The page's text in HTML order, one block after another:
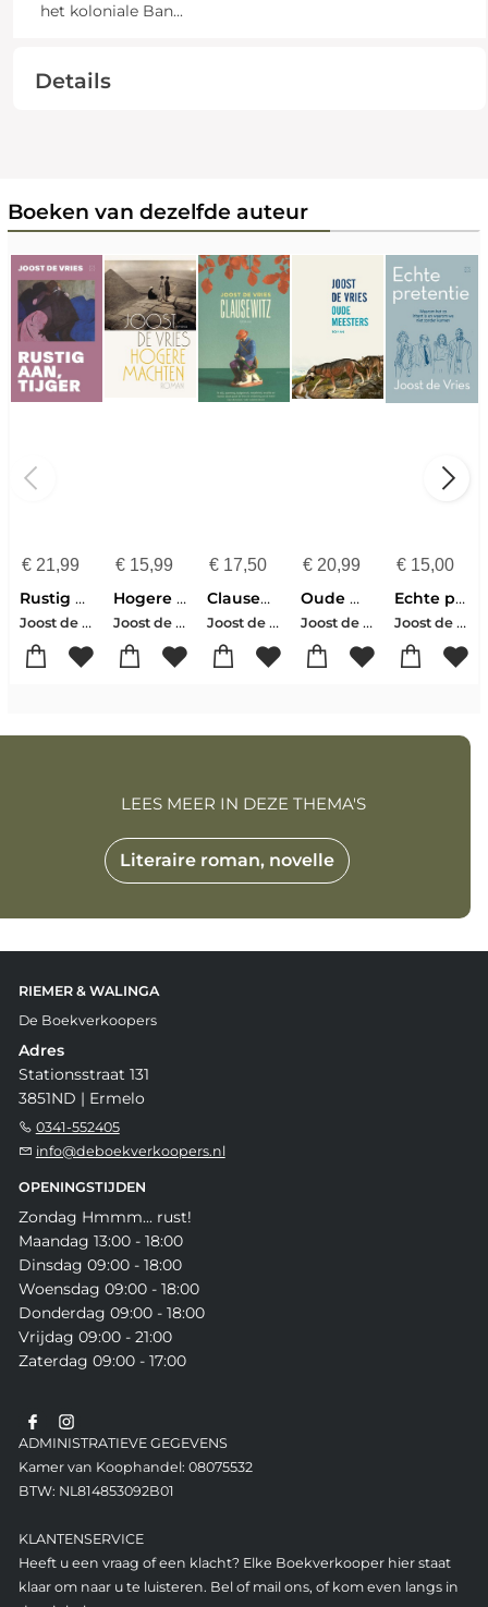
het koloniale Ban...
Details
Boeken van dezelfde auteur
€21,99
Rustig aan, tijger
Joost de Vries
€15,99
Hogere machten
Joost de Vries
€ 17,50
Clausewitz
Joost de Vries
€ 20,99
Oude meesters
Joost de Vries
€ 15,00
Echte pretentie
Joost de Vries
Literaire roman, novelle
LEES MEER IN DEZE THEMA'S
RIEMER & WALINGA
De Boekverkoopers
Adres
Stationsstraat 131
3851ND | Ermelo
0341-552405
info@deboekverkoopers.nl
OPENINGSTIJDEN
Zondag Hmmm... rust!
Maandag 13:00 - 18:00
Dinsdag 09:00 - 18:00
Woensdag 09:00 - 18:00
Donderdag 09:00 - 18:00
Vrijdag 09:00 - 21:00
Zaterdag 09:00 - 17:00
ADMINISTRATIEVE GEGEVENS
Kamer van Koophandel: 08075532
BTW: NL814853092B01
KLANTENSERVICE
Heeft u een vraag of een klacht? Elke Boekverkooper hier staat
klaar om naar u te luisteren. Bel of mail ons, of kom even langs in